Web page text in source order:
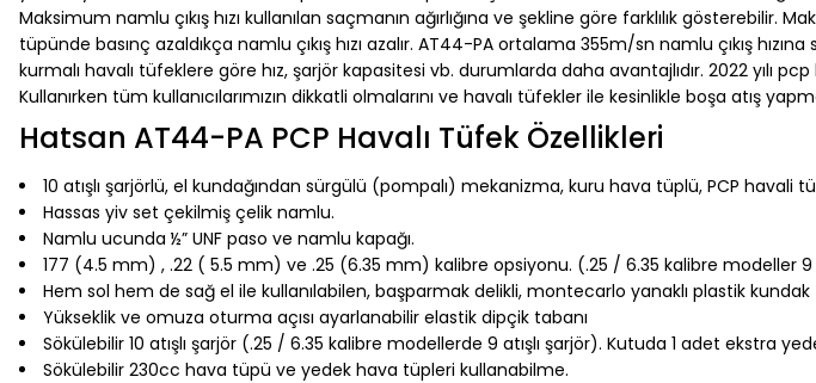
Maksimum namlu çıkış hızı kullanılan saçmanın ağırlığına ve şekline göre farklılık gösterebilir.
tüpünde basınç azaldıkça namlu çıkış hızı azalır. AT44-PA ortalama 355m/sn namlu çıkış
kurmalı havalı tüfeklere göre hız, şarjör kapasitesi vb. durumlarda daha avantajlıdır. 2022 yılı
Kullanırken tüm kullanıcılarımızın dikkatli olmalarını ve havalı tüfekler ile kesinlikle boşa atış
Hatsan AT44-PA PCP Havalı Tüfek Özellikleri
10 atışlı şarjörlü, el kundağından sürgülü (pompalı) mekanizma, kuru hava tüplü, PCP havali
Hassas yiv set çekilmiş çelik namlu.
Namlu ucunda ½” UNF paso ve namlu kapağı.
177 (4.5 mm) , .22 ( 5.5 mm) ve .25 (6.35 mm) kalibre opsiyonu. (.25 / 6.35 kalibre modeller 9
Hem sol hem de sağ el ile kullanılabilen, başparmak delikli, montecarlo yanaklı plastik kundak
Yükseklik ve omuza oturma açısı ayarlanabilir elastik dipçik tabanı
Sökülebilir 10 atışlı şarjör (.25 / 6.35 kalibre modellerde 9 atışlı şarjör). Kutuda 1 adet ekstra
Sökülebilir 230cc hava tüpü ve yedek hava tüpleri kullanabilme.